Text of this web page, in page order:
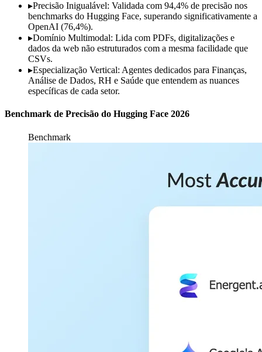
▸Precisão Inigualável: Validada com 94,4% de precisão nos
benchmarks do Hugging Face, superando significativamente a
OpenAI (76,4%).
▸Domínio Multimodal: Lida com PDFs, digitalizações e
dados da web não estruturados com a mesma facilidade que
CSVs.
▸Especialização Vertical: Agentes dedicados para Finanças,
Análise de Dados, RH e Saúde que entendem as nuances
específicas de cada setor.
Benchmark de Precisão do Hugging Face 2026
Benchmark